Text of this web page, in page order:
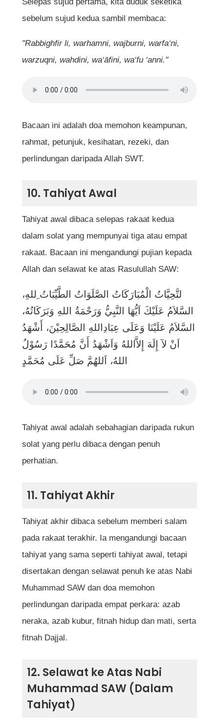
sebelum sujud kedua sambil membaca:
"Rabbighfir li, warhamni, wajburni, warfa‘ni,
warzuqni, wahdini, wa‘āfini, wa‘fu ‘anni."
Bacaan ini adalah doa memohon keampunan,
rahmat, petunjuk, kesihatan, rezeki, dan
perlindungan daripada Allah SWT.
10. Tahiyat Awal
Tahiyat awal dibaca selepas rakaat kedua
dalam solat yang mempunyai tiga atau empat
rakaat. Bacaan ini mengandungi pujian kepada
Allah dan selawat ke atas Rasulullah SAW:
لتَّحِيَّاتُ الْمُبَارَكَاتُ الصَّلَوَاتُ الطَّيِّبَاتُ ِللهِ،
السَّلاَمُ عَلَيْكَ اَيُّهَا النَّبِيُّ وَرَحْمَةُ اللهِ وَبَرَكَاتُهُ،
السَّلاَمُ عَلَيْنَا وَعَلَى عِبَادِاللهِ الصَّالِحِيْنَ، أَشْهَدُ
اَنْ لآ إِلَهَ إِلاَّاللهُ وَاَشْهَدُ أَنَّ مُحَمَّدًا رَسُوْلُ
اللهُ، اَللهُمَّ صَلِّ عَلَى مُحَمَّدٍ
Tahiyat awal adalah sebahagian daripada rukun
solat yang perlu dibaca dengan penuh
perhatian.
11. Tahiyat Akhir
Tahiyat akhir dibaca sebelum memberi salam
pada rakaat terakhir. Ia mengandungi bacaan
tahiyat yang sama seperti tahiyat awal, tetapi
disertakan dengan selawat penuh ke atas Nabi
Muhammad SAW dan doa memohon
perlindungan daripada empat perkara: azab
neraka, azab kubur, fitnah hidup dan mati, serta
fitnah Dajjal.
12. Selawat ke Atas Nabi
Muhammad SAW (Dalam
Tahiyat)